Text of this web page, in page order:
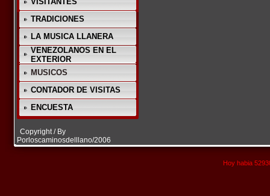
TRADICIONES
LA MUSICA LLANERA
VENEZOLANOS EN EL
EXTERIOR
MUSICOS
CONTADOR DE VISITAS
ENCUESTA
Copyright / By
Porloscaminosdelllano/2006
Hoy habia